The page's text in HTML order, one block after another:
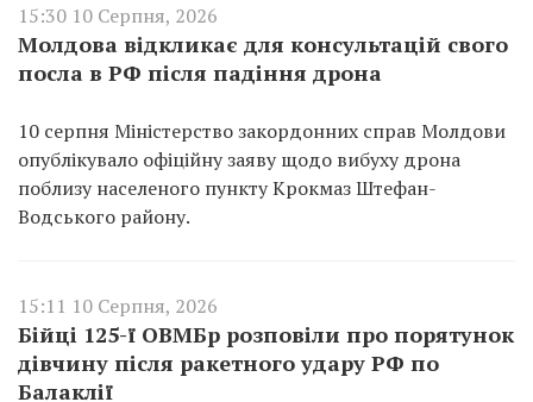
15:30 10 Серпня, 2026
Молдова відкликає для консультацій свого
посла в РФ після падіння дрона
10 серпня Міністерство закордонних справ Молдови
опублікувало офіційну заяву щодо вибуху дрона
поблизу населеного пункту Крокмаз Штефан-
Водського району.
15:11 10 Серпня, 2026
Бійці 125-ї ОВМБр розповіли про порятунок
дівчину після ракетного удару РФ по
Балаклії